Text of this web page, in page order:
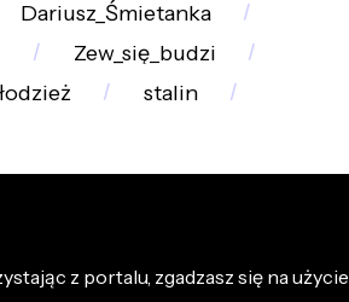
Dariusz_Śmietanka
Zew_się_budzi
stalin
z portalu, zgadzasz się na użycie